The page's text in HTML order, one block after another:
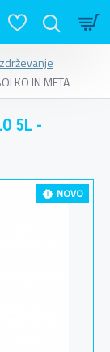
IN META
5L -
NOVO